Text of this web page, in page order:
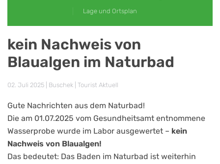
Lage und Ortsplan
kein Nachweis von
Blaualgen im Naturbad
02. Juli 2025 | Buschek | Tourist Aktuell
Gute Nachrichten aus dem Naturbad!
Die am 01.07.2025 vom Gesundheitsamt entnommene
Wasserprobe wurde im Labor ausgewertet – kein
Nachweis von Blaualgen!
Das bedeutet: Das Baden im Naturbad ist weiterhin